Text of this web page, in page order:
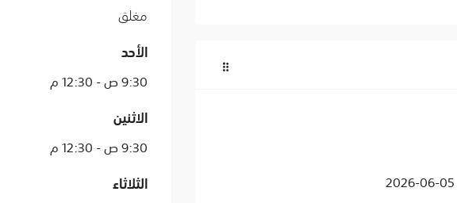
مغلق
الأحد
9:30 ص - 12:30 م
الاثنين
9:30 ص - 12:30 م
الثلاثاء